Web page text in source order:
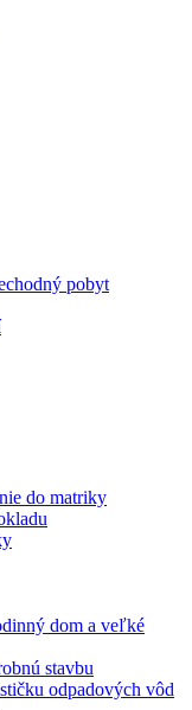
pobyt
do matriky
dom a veľké
stavbu
odpadových vôd